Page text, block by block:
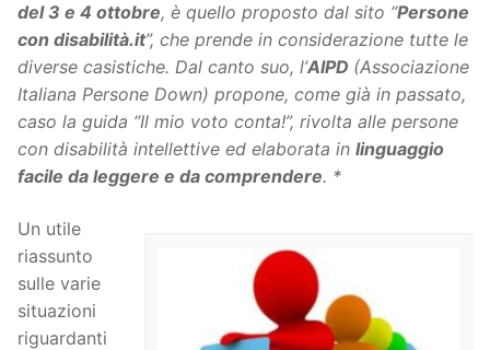
del 3 e 4 ottobre, è quello proposto dal sito “Persone
con disabilità.it”, che prende in considerazione tutte le
diverse casistiche. Dal canto suo, l’AIPD (Associazione
Italiana Persone Down) propone, come già in passato,
caso la guida “Il mio voto conta!”, rivolta alle persone
con disabilità intellettive ed elaborata in linguaggio
facile da leggere e da comprendere. *
Un utile
riassunto
sulle varie
situazioni
riguardanti